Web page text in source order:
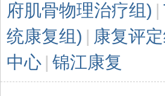
府肌骨物理治疗组) |
统康复组) | 康复评
中心 | 锦江康复